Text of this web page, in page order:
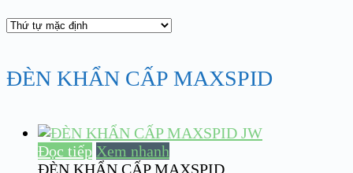
ĐÈN KHẨN CẤP MAXSPID
Đọc tiếp Xem nhanh
ĐÈN KHẨN CẤP MAXSPID